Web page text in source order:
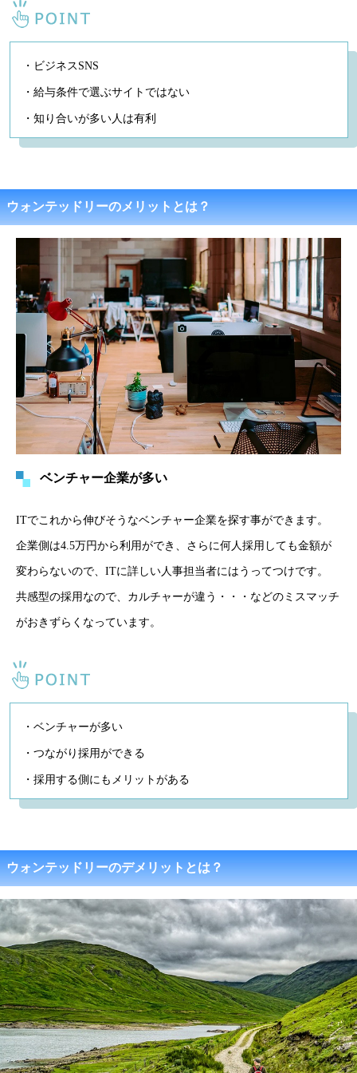
・ビジネスSNS
・給与条件で選ぶサイトではない
・知り合いが多い人は有利
ウォンテッドリーのメリットとは？
ベンチャー企業が多い
ITでこれから伸びそうなベンチャー企業を探す事ができます。
企業側は4.5万円から利用ができ、さらに何人採用しても金額が
変わらないので、ITに詳しい人事担当者にはうってつけです。
共感型の採用なので、カルチャーが違う・・・などのミスマッチ
がおきずらくなっています。
・ベンチャーが多い
・つながり採用ができる
・採用する側にもメリットがある
ウォンテッドリーのデメリットとは？